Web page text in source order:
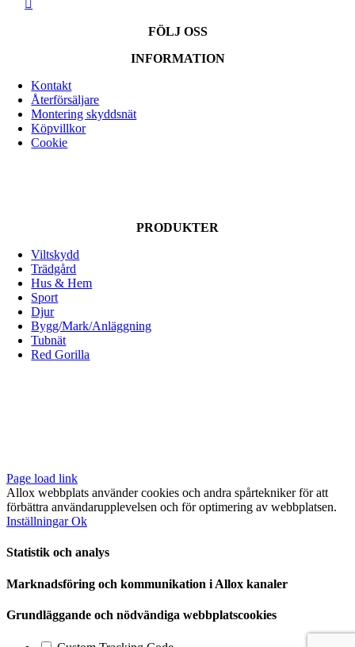
FÖLJ OSS
INFORMATION
Kontakt
Återförsäljare
Montering skyddsnät
Köpvillkor
Cookie
PRODUKTER
Viltskydd
Trädgård
Hus & Hem
Sport
Djur
Bygg/Mark/Anläggning
Tubnät
Red Gorilla
Page load link
Allox webbplats använder cookies och andra spårtekniker för att
förbättra användarupplevelsen och för optimering av webbplatsen.
InställningarOk
Statistik och analys
Marknadsföring och kommunikation i Allox kanaler
Grundläggande och nödvändiga webbplatscookies